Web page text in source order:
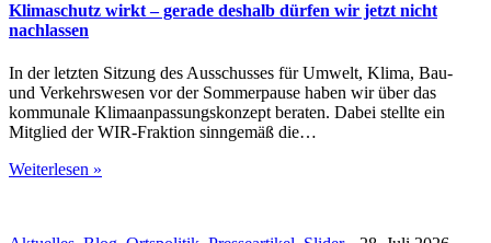
Klimaschutz wirkt – gerade deshalb dürfen wir jetzt nicht
nachlassen
In der letzten Sitzung des Ausschusses für Umwelt, Klima, Bau-
und Verkehrswesen vor der Sommerpause haben wir über das
kommunale Klimaanpassungskonzept beraten. Dabei stellte ein
Mitglied der WIR-Fraktion sinngemäß die…
Weiterlesen »